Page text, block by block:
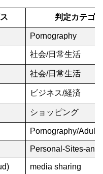
判定カテゴリ
Pornography
社会/日常生活
社会/日常生活
ビジネス/経済
ショッピング
Pornography/Adult
Personal-Sites-
media sharing